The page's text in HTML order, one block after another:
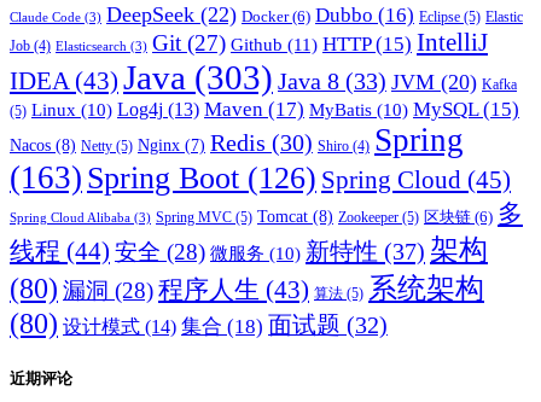
Claude Code (3) DeepSeek (22) Docker(6) Dubbo (16) Eclipse (5) Elastic
Job (4) Elasticsearch (3) Git (27) Github (11) HTTP(15) IntelliJ
IDEA (43) Java (303) Java 8 (33) JVM (20) Kafka
(5) Linux (10) Log4j (13) Maven (17) MyBatis (10) MySQL(15)
Nacos (8) Netty (5) Nginx (7) Redis (30) Shiro (4) Spring
(163) Spring Boot (126) Spring Cloud (45)
Spring Cloud Alibaba (3) Spring MVC (5) Tomcat (8) Zookeeper (5) 区块链 (6) 多
线程 (44) 安全 (28) 微服务 (10) 新特性 (37) 架构
(80) 漏洞 (28)程序人生 (43) 算法 (5) 系统架构
(80) 设计模式 (14) 集合 (18) 面试题 (32)
近期评论